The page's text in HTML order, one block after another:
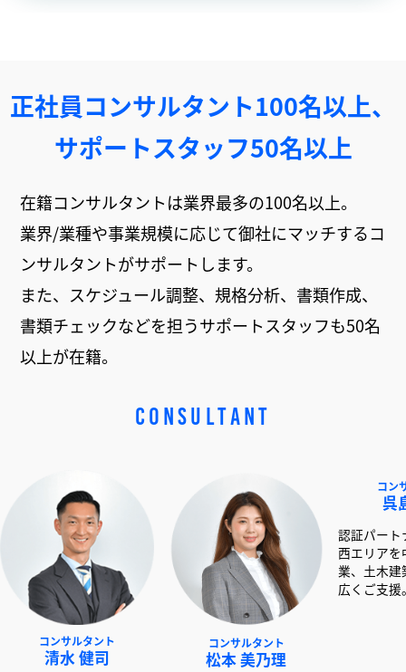
正社員コンサルタント100名以上、
サポートスタッフ50名以上
在籍コンサルタントは業界最多の100名以上。
業界/業種や事業規模に応じて御社にマッチするコ
ンサルタントがサポートします。
また、スケジュール調整、規格分析、書類作成、
書類チェックなどを担うサポートスタッフも50名
以上が在籍。
CONSULTANT
タント コンサルタント
松本 美乃理